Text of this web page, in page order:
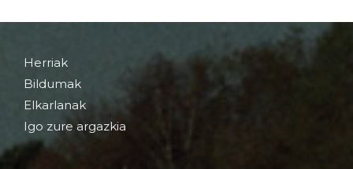
Herriak
Bildumak
Elkarlanak
Igo zure argazkia